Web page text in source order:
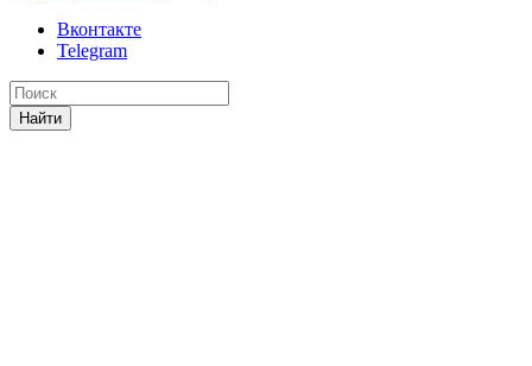
Вконтакте
Telegram
Найти